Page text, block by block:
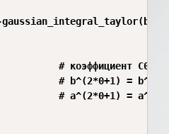
# коэффициент C0 =
# b^(2*0+1) = b^1
# a^(2*0+1) = a^1